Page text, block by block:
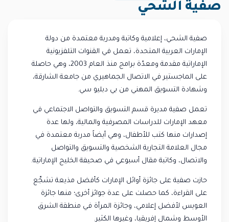
صفية الشحي
صفية الشحي، إعلامية وكاتبة ومدربة معتمدة من دولة
الإمارات العربية المتحدة، تعمل في القنوات التلفزيونية
الإماراتية مقدمة ومعدّة برامج منذ العام 2003، وهي حاصلة
على الماجستير في الاتصال الجماهيري من جامعة الشارقة،
وشهادة التسويق المهني من بي دبليو سي.
تعمل صفية مديرة قسم التسويق والتواصل الاجتماعي في
معهد الإمارات للدراسات المصرفية والمالية، ولها عدة
إصدارات منها كتب للأطفال، وهي أيضاً مدربة معتمدة في
مجال العلامة التجارية الشخصية والتسويق والتواصل
والاتصال، وكاتبة مقال أسبوعي في صحيفة الخليج الإماراتية.
حازت صفية على جائزة أوائل الإمارات كأفضل مذيعة تشجِّع
على القراءة، كما حصلت على عدة جوائز أخرى؛ منها جائزة
العويس لأفضل إعلامي، وجائزة المرأة في منطقة الشرق
الأوسط وشمال إفريقيا، وغيرها الكثير.